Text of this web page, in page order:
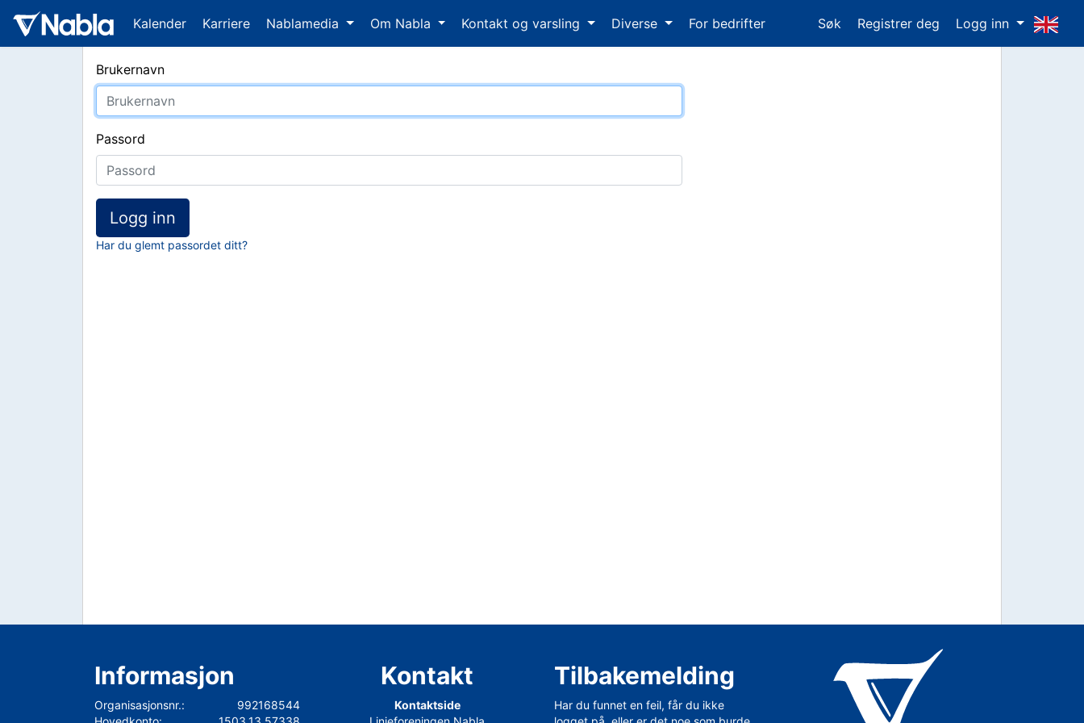
Kalender Karriere Nablamedia Om Nabla Kontakt og varsling Diverse For bedrifter Søk Registrer deg Logg inn
Brukernavn
Passord
Logg inn
Har du glemt passordet ditt?
Informasjon
Organisasjonsnr.:
992168544
Kontakt
Kontaktside
Tilbakemelding
Har du funnet en feil, får du ikke